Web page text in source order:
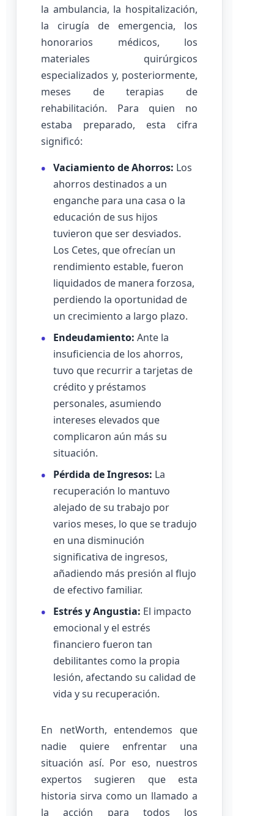
la ambulancia, la hospitalización,
la cirugía de emergencia, los
honorarios médicos, los
materiales quirúrgicos
especializados y, posteriormente,
meses de terapias de
rehabilitación. Para quien no
estaba preparado, esta cifra
significó:
Vaciamiento de Ahorros: Los
ahorros destinados a un
enganche para una casa o la
educación de sus hijos
tuvieron que ser desviados.
Los Cetes, que ofrecían un
rendimiento estable, fueron
liquidados de manera forzosa,
perdiendo la oportunidad de
un crecimiento a largo plazo.
Endeudamiento: Ante la
insuficiencia de los ahorros,
tuvo que recurrir a tarjetas de
crédito y préstamos
personales, asumiendo
intereses elevados que
complicaron aún más su
situación.
Pérdida de Ingresos: La
recuperación lo mantuvo
alejado de su trabajo por
varios meses, lo que se tradujo
en una disminución
significativa de ingresos,
añadiendo más presión al flujo
de efectivo familiar.
Estrés y Angustia: El impacto
emocional y el estrés
financiero fueron tan
debilitantes como la propia
lesión, afectando su calidad de
vida y su recuperación.
En netWorth, entendemos que
nadie quiere enfrentar una
situación así. Por eso, nuestros
expertos sugieren que esta
historia sirva como un llamado a
la acción para todos los